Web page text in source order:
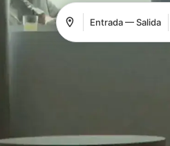
Entrada — Salida